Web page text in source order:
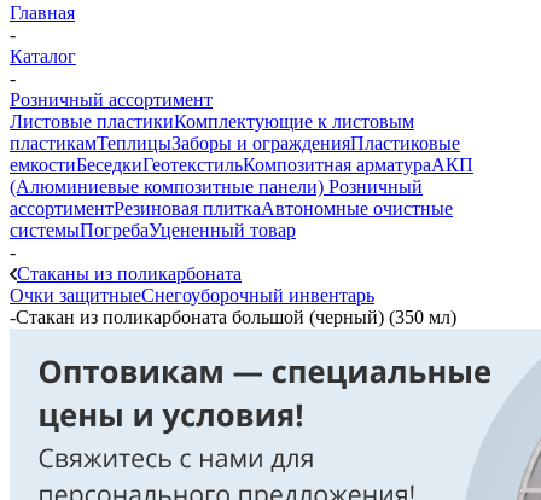
Главная
-
Каталог
-
Розничный ассортимент
Листовые пластикиКомплектующие к листовым
пластикамТеплицыЗаборы и огражденияПластиковые
емкостиБеседкиГеотекстильКомпозитная арматураАКП
(Алюминиевые композитные панели) Розничный
ассортиментРезиновая плиткаАвтономные очистные
системыПогребаУцененный товар
-
Стаканы из поликарбоната
Очки защитныеСнегоуборочный инвентарь
-Стакан из поликарбоната большой (черный) (350 мл)